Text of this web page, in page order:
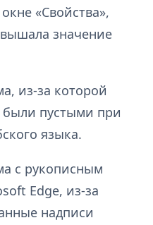
«Свойства»,
значение
из-за которой
пустыми при
языка.
с рукописным
Edge, из-за
надписи